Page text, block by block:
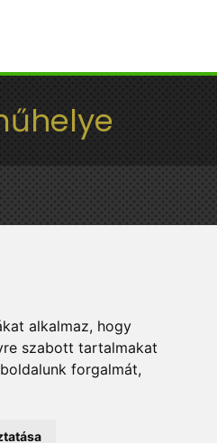
alkalmaz, hogy
szabott tartalmakat
forgalmát,